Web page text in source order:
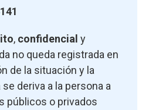
, confidencial y
no queda registrada en
de la situación y la
deriva a la persona a
públicos o privados